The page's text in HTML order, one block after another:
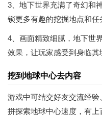
3、地下世界充满了奇幻和
锁更多有趣的挖掘地点和任
4、画面精致细腻，地下世
效果，让玩家感受到身临其
挖到地球中心去内容
游戏中可结交好友交流经
拼探索地球中心速度，有